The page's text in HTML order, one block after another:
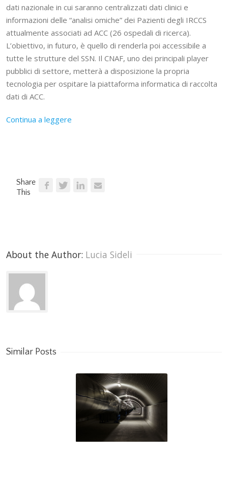
dati nazionale in cui saranno centralizzati dati clinici e
informazioni delle “analisi omiche” dei Pazienti degli IRCCS
attualmente associati ad ACC (26 ospedali di ricerca).
L’obiettivo, in futuro, è quello di renderla poi accessibile a
tutte le strutture del SSN. Il CNAF, uno dei principali player
pubblici di settore, metterà a disposizione la propria
tecnologia per ospitare la piattaforma informatica di raccolta
dati di ACC.
Continua a leggere
Share
This
About the Author: Lucia Sideli
Similar Posts
L’interferometro